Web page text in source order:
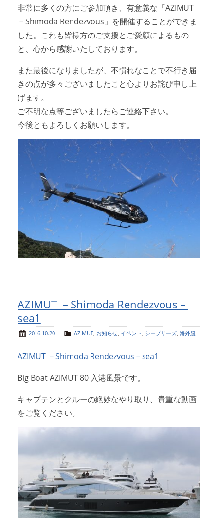
非常に多くの方にご参加頂き、有意義な「AZIMUT
－Shimoda Rendezvous」を開催することができま
した。これも皆様方のご支援とご愛顧によるもの
と、心から感謝いたしております。
また最後になりましたが、不慣れなことで不行き届
きの点が多々ございましたこと心よりお詫び申し上
げます。
ご不明な点等ございましたらご連絡下さい。
今後ともよろしくお願いします。
AZIMUT －Shimoda Rendezvous－
sea1
2016.10.20 AZIMUT, お知らせ, イベント シーブリーズ ,海外艇
AZIMUT －Shimoda Rendezvous－sea1
Big Boat AZIMUT 80 入港風景です。
キャプテンとクルーの絶妙なやり取り、貴重な動画
をご覧ください。